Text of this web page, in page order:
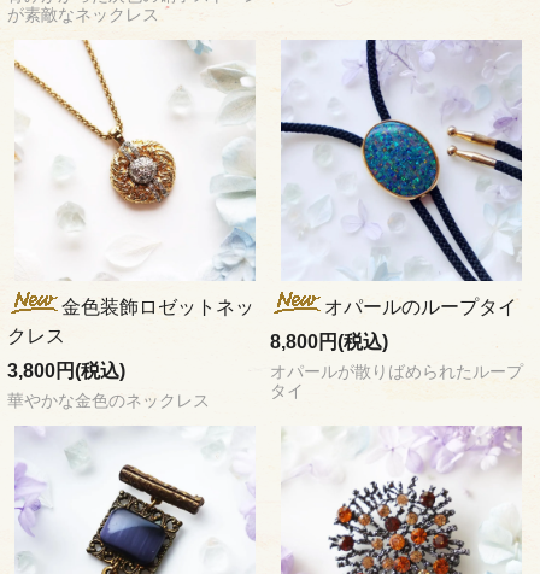
が素敵なネックレス
金色装飾ロゼットネッ
クレス
3,800円(税込)
華やかな金色のネックレス
オパールのループタイ
8,800円(税込)
オパールが散りばめられたループ
タイ